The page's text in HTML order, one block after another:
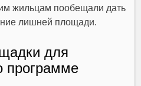
жильцам пообещали дать
лишней площади.
для
программе